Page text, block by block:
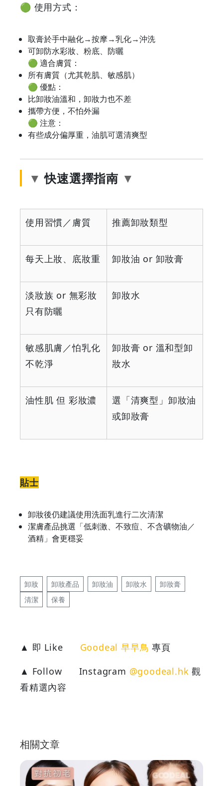
🟢 使用方式：
取膏於手中融化→按摩→乳化→沖洗
可卸防水彩妝、粉底、防曬
🟢 適合膚質：
所有膚質（尤其乾肌、敏感肌）
🟢 優點：
比卸妝油溫和，卸妝力也不差
攜帶方便，不怕外漏
🟢 注意：
有些成分偏厚重，油肌可選清爽型
快速選擇指南
使用習慣／膚質 推薦卸妝類型
每天上妝、底妝重 卸妝油 or 卸妝膏
淡妝族 or 無彩妝
只有防曬
卸妝水
敏感肌膚／怕乳化
不乾淨
卸妝膏 or 溫和型卸
妝水
油性肌 但 彩妝濃
選「清爽型」卸妝油
或卸妝膏
貼士
卸妝後仍建議使用洗面乳進行二次清潔
潔膚產品挑選「低刺激、不致痘、不含礦物油／
酒精」會更穩妥
卸妝 卸妝產品 卸妝油 卸妝水
卸妝膏
清潔
保養
▲ 即 Like Goodeal 早早鳥 專頁
▲ Follow
Instagram @goodeal.hk 觀
看精選內容
相關文章